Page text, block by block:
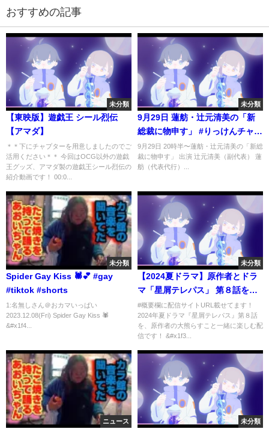
おすすめの記事
未分類
【東映版】遊戯王 シール烈伝
【アマダ】
＊＊下にチャプターを用意しましたのでご
活用ください＊＊ 今回はOCG以外の遊戯
王グッズ、アマダ製の遊戯王シール烈伝の
紹介動画です！ 00:0...
未分類
9月29日 蓮舫・辻元清美の「新
総裁に物申す」 #りっけんチャン
ネル
9月29日 20時半〜蓮舫・辻元清美の「新総
裁に物申す」 出演 辻元清美（副代表） 蓮
舫（代表代行）...
未分類
Spider Gay Kiss 🕷️💕 #gay
#tiktok #shorts
1:名無しさん＠おカマいっぱい
2023.12.08(Fri) Spider Gay Kiss 🕷️
&#x1f4...
未分類
【2024夏ドラマ】原作者とドラ
マ「星屑テレパス」 第８話を同
時視聴しよう！【テレビ東
京/AKB48/大熊らすこ】
#概要欄に配信サイトURL載せてます！
2024年夏ドラマ『星屑テレパス』第８話
を、原作者の大熊らすこと一緒に楽しむ配
信です！ &#x1f3...
ニュース 未分類